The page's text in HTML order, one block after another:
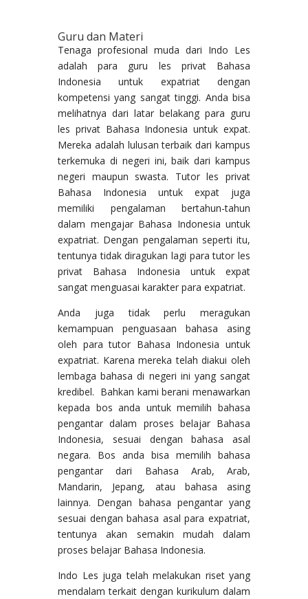
Guru dan Materi
Tenaga profesional muda dari Indo Les
adalah para guru les privat Bahasa
Indonesia untuk expatriat dengan
kompetensi yang sangat tinggi. Anda bisa
melihatnya dari latar belakang para guru
les privat Bahasa Indonesia untuk expat.
Mereka adalah lulusan terbaik dari kampus
terkemuka di negeri ini, baik dari kampus
negeri maupun swasta. Tutor les privat
Bahasa Indonesia untuk expat juga
memiliki pengalaman bertahun-tahun
dalam mengajar Bahasa Indonesia untuk
expatriat. Dengan pengalaman seperti itu,
tentunya tidak diragukan lagi para tutor les
privat Bahasa Indonesia untuk expat
sangat menguasai karakter para expatriat.
Anda juga tidak perlu meragukan
kemampuan penguasaan bahasa asing
oleh para tutor Bahasa Indonesia untuk
expatriat. Karena mereka telah diakui oleh
lembaga bahasa di negeri ini yang sangat
kredibel. Bahkan kami berani menawarkan
kepada bos anda untuk memilih bahasa
pengantar dalam proses belajar Bahasa
Indonesia, sesuai dengan bahasa asal
negara. Bos anda bisa memilih bahasa
pengantar dari Bahasa Arab, Arab,
Mandarin, Jepang, atau bahasa asing
lainnya. Dengan bahasa pengantar yang
sesuai dengan bahasa asal para expatriat,
tentunya akan semakin mudah dalam
proses belajar Bahasa Indonesia.
Indo Les juga telah melakukan riset yang
mendalam terkait dengan kurikulum dalam